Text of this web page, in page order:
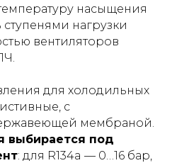
насыщения
ступенями нагрузки
вентиляторов
для холодильных
с
мембраной.
выбирается под
: для R134a — 0…16 бар,